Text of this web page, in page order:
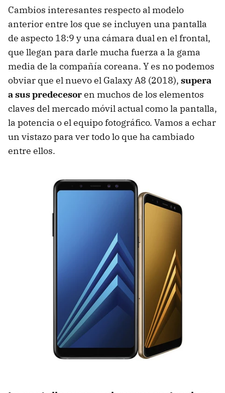
Cambios interesantes respecto al modelo
anterior entre los que se incluyen una pantalla
de aspecto 18:9 y una cámara dual en el frontal,
que llegan para darle mucha fuerza a la gama
media de la compañía coreana. Y es no podemos
obviar que el nuevo el Galaxy A8 (2018), supera
a sus predecesoren muchos de los elementos
claves del mercado móvil actual como la pantalla,
la potencia o el equipo fotográfico. Vamos a echar
un vistazo para ver todo lo que ha cambiado
entre ellos.